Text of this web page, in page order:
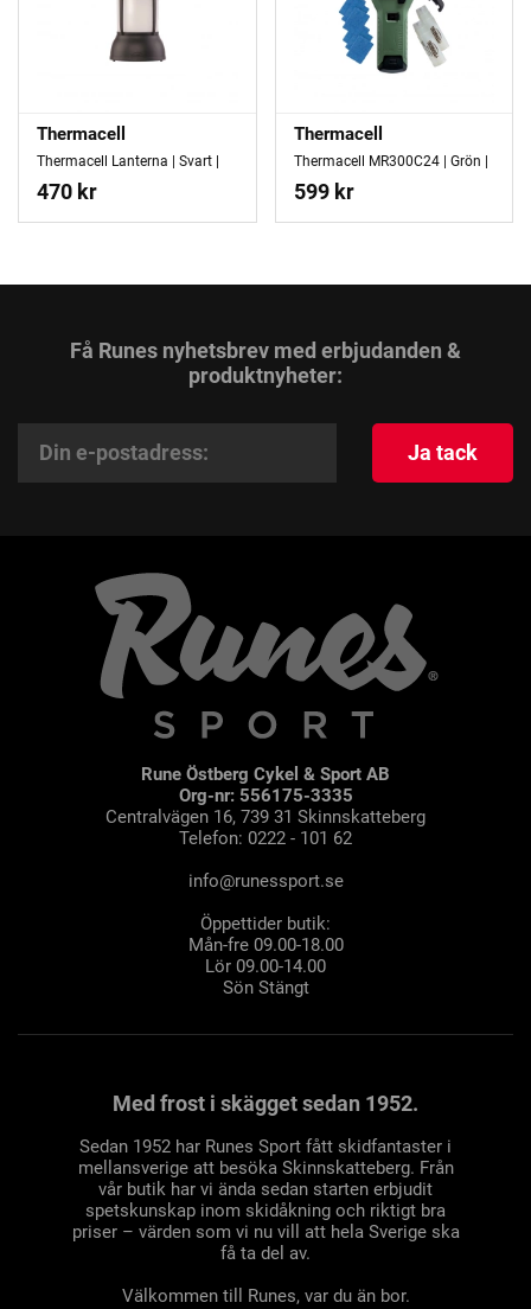
Thermacell
Thermacell Lanterna | Svart |
470 kr
Thermacell
Thermacell MR300C24 | Grön |
599 kr
Få Runes nyhetsbrev med erbjudanden &
produktnyheter:
Ja tack
Rune Östberg Cykel & Sport AB
Org-nr: 556175-3335
Centralvägen 16, 739 31 Skinnskatteberg
Telefon: 0222 - 101 62
info@runessport.se
Öppettider butik:
Mån-fre 09.00-18.00
Lör 09.00-14.00
Sön Stängt
Med frost i skägget sedan 1952.
Sedan 1952 har Runes Sport fått skidfantaster i
mellansverige att besöka Skinnskatteberg. Från
vår butik har vi ända sedan starten erbjudit
spetskunskap inom skidåkning och riktigt bra
priser – värden som vi nu vill att hela Sverige ska
få ta del av.
Välkommen till Runes, var du än bor.